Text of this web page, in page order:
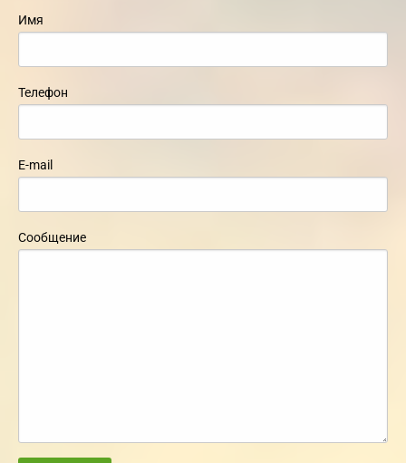
Имя
Телефон
E-mail
Сообщение